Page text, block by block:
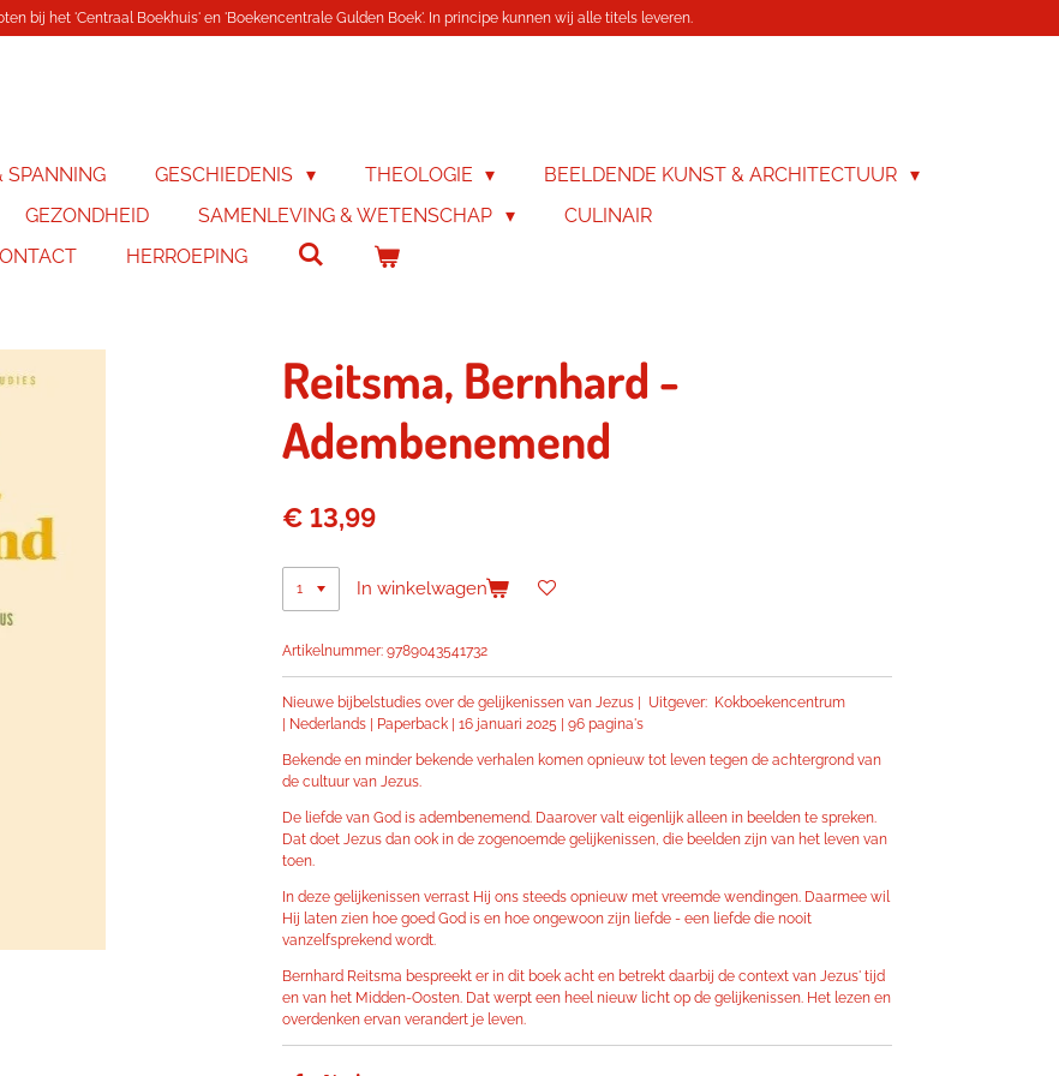
bij het 'Centraal Boekhuis' en 'Boekencentrale Gulden Boek'. In principe kunnen wij alle titels leveren.
SPANNING GESCHIEDENIS THEOLOGIE
BEELDENDE KUNST & ARCHITECTUUR
GEZONDHEID SAMENLEVING & WETENSCHAP
CULINAIR
HERROEPING
Reitsma, Bernhard -
Adembenemend
€ 13,99
In winkelwagen
Artikelnummer: 9789043541732
Nieuwe bijbelstudies over de gelijkenissen van Jezus | Uitgever: Kokboekencentrum
| Nederlands | Paperback | 16 januari 2025 | 96 pagina's
Bekende en minder bekende verhalen komen opnieuw tot leven tegen de achtergrond van
de cultuur van Jezus.
De liefde van God is adembenemend. Daarover valt eigenlijk alleen in beelden te spreken.
Dat doet Jezus dan ook in de zogenoemde gelijkenissen, die beelden zijn van het leven van
toen.
In deze gelijkenissen verrast Hij ons steeds opnieuw met vreemde wendingen. Daarmee wil
Hij laten zien hoe goed God is en hoe ongewoon zijn liefde - een liefde die nooit
vanzelfsprekend wordt.
Bernhard Reitsma bespreekt er in dit boek acht en betrekt daarbij de context van Jezus' tijd
en van het Midden-Oosten. Dat werpt een heel nieuw licht op de gelijkenissen. Het lezen en
overdenken ervan verandert je leven.